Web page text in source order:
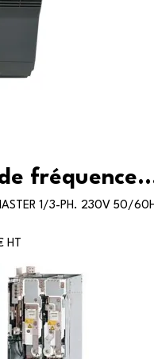
1/3-PH. 230V 50/
HT